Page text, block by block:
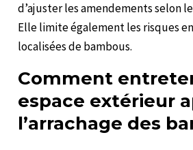
d’ajuster les amendements selon
Elle limite également les risques
localisées de bambous.
Comment
espace extérieur
l’arrachage des